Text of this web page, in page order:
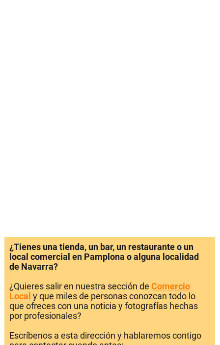
¿Tienes una tienda, un bar, un restaurante o un
local comercial en Pamplona o alguna localidad
de Navarra?
¿Quieres salir en nuestra sección de Comercio
Local y que miles de personas conozcan todo lo
que ofreces con una noticia y fotografías hechas
por profesionales?
Escríbenos a esta dirección y hablaremos contigo